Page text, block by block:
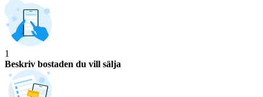
1
Beskriv bostaden du vill sälja